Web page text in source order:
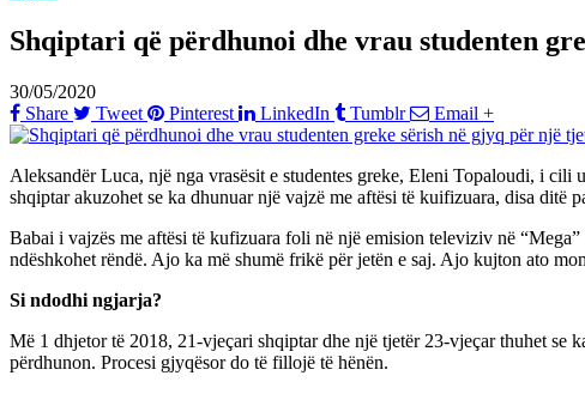
Shqiptari që përdhunoi dhe vrau studenten
30/05/2020
Share
Tweet Pinterest LinkedIn Tumblr Email +
Aleksandër Luca, një nga vrasësit e studentes greke, Eleni Topaloudi, i cili
shqiptar akuzohet se ka dhunuar një vajzë me aftësi të kuifizuara, disa ditë
Babai i vajzës me aftësi të kufizuara foli në një emision televiziv në
ndëshkohet rëndë. Ajo ka më shumë frikë për jetën e saj. Ajo kujton ato
Si ndodhi ngjarja?
Më 1 dhjetor të 2018, 21-vjeçari shqiptar dhe një tjetër 23-vjeçar thuhet se
përdhunon. Procesi gjyqësor do të fillojë të hënën.